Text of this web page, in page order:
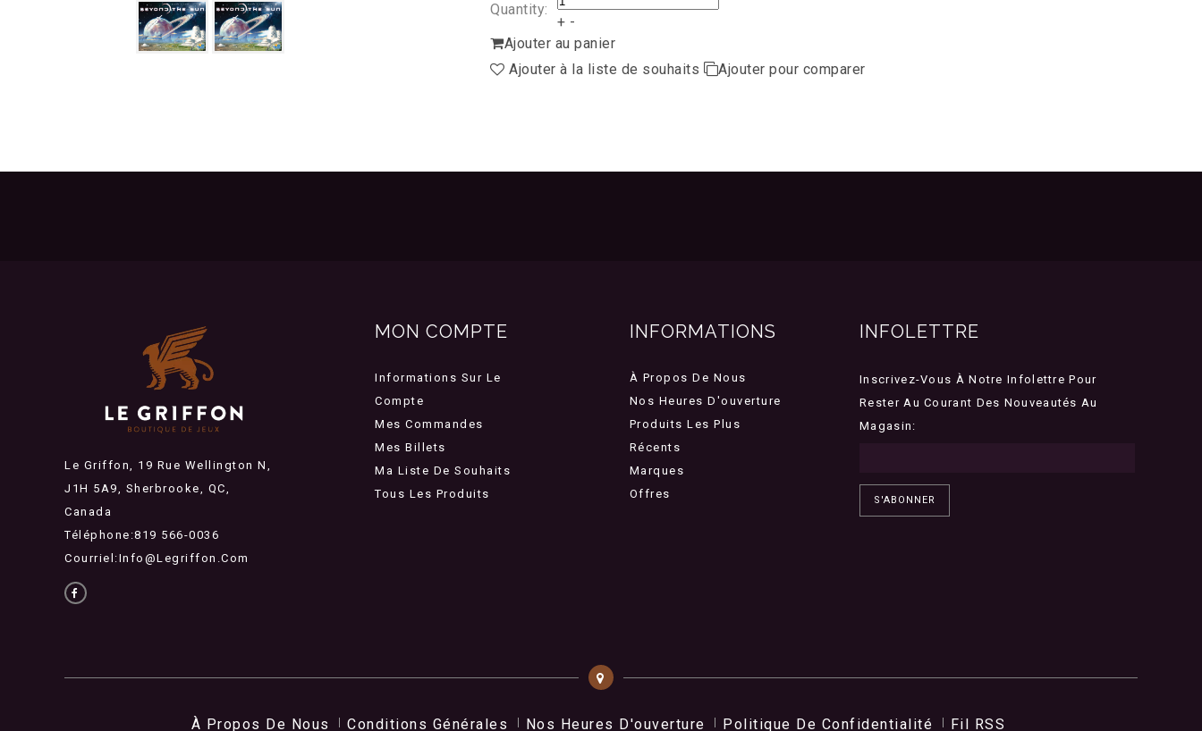
Quantity:
+ -
Ajouter au panier
Ajouter à la liste de souhaits
Ajouter pour comparer
Le Griffon, 19 Rue Wellington N,
J1H 5A9, Sherbrooke, QC,
Canada
Téléphone:819 566-0036
Courriel:Info@legriffon.com
MON COMPTE
Informations Sur Le
Compte
Mes Commandes
Mes Billets
Ma Liste De Souhaits
Tous Les Produits
INFORMATIONS
À Propos De Nous
Nos Heures D'ouverture
Produits Les Plus
Récents
Marques
Offres
INFOLETTRE
Inscrivez-Vous À Notre Infolettre Pour
Rester Au Courant Des Nouveautés Au
Magasin:
S'ABONNER
À Propos De Nous Conditions Générales Nos Heures D'ouverture Politique De Confidentialité Fil RSS